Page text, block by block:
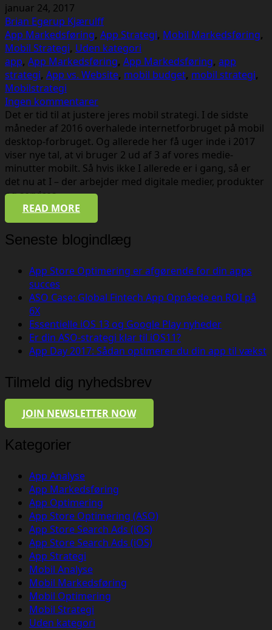
januar 24, 2017
Brian Egerup Kjærulff
App Markedsføring, App Strategi, Mobil Markedsføring,
Mobil Strategi, Uden kategori
app, App Markedsføring, App Markedsføring, app
strategi, App vs. Website, mobil budget, mobil strategi,
Mobilstrategi
Ingen kommentarer
Det er tid til at justere jeres mobil strategi. I de sidste
måneder af 2016 overhalede internetforbruget på mobil
desktop-forbruget. Og allerede her få uger inde i 2017
viser nye tal, at vi bruger 2 ud af 3 af vores medie-
minutter mobilt. Så hvis ikke I allerede er i gang, så er
det nu at I – der arbejder med digitale medier, produkter
og services –…
READ MORE
Seneste blogindlæg
App Store Optimering er afgørende for din apps
succes
ASO Case: Global Fintech App Opnåede en ROI på
6X
Essentielle iOS 13 og Google Play nyheder
Er din ASO-strategi klar til iOS11?
App Day 2017: Sådan optimerer du din app til vækst
Tilmeld dig nyhedsbrev
JOIN NEWSLETTER NOW
Kategorier
App Analyse
App Markedsføring
App Optimering
App Store Optimering (ASO)
App Store Search Ads (iOS)
App Store Search Ads (iOS)
App Strategi
Mobil Analyse
Mobil Markedsføring
Mobil Optimering
Mobil Strategi
Uden kategori